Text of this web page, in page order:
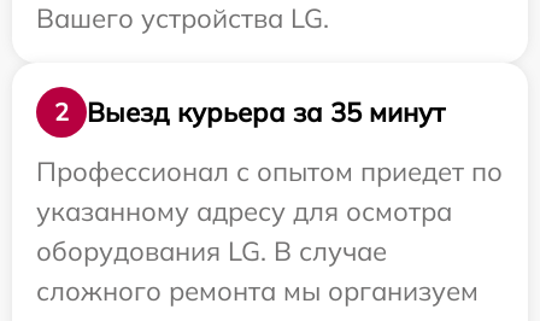
Вашего устройства LG.
2
Выезд курьера за 35 минут
Профессионал с опытом приедет по
указанному адресу для осмотра
оборудования LG. В случае
сложного ремонта мы организуем